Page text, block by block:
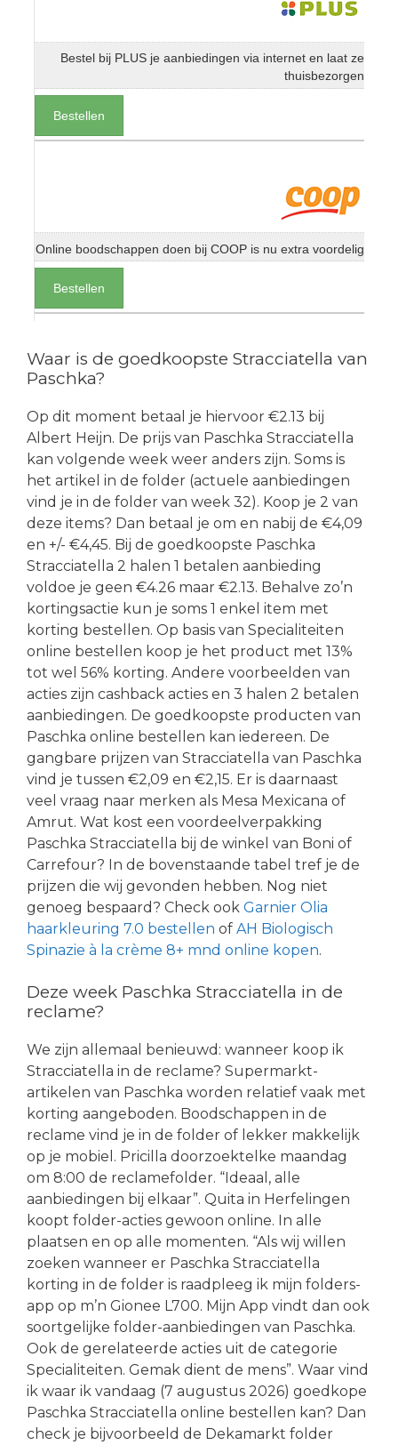
Bestel bij PLUS je aanbiedingen via internet en laat ze
thuisbezorgen
Bestellen
Online boodschappen doen bij COOP is nu extra voordelig
Bestellen
Waar is de goedkoopste Stracciatella van
Paschka?
Op dit moment betaal je hiervoor €2.13 bij
Albert Heijn. De prijs van Paschka Stracciatella
kan volgende week weer anders zijn. Soms is
het artikel in de folder (actuele aanbiedingen
vind je in de folder van week 32). Koop je 2 van
deze items? Dan betaal je om en nabij de €4,09
en +/- €4,45. Bij de goedkoopste Paschka
Stracciatella 2 halen 1 betalen aanbieding
voldoe je geen €4.26 maar €2.13. Behalve zo’n
kortingsactie kun je soms 1 enkel item met
korting bestellen. Op basis van Specialiteiten
online bestellen koop je het product met 13%
tot wel 56% korting. Andere voorbeelden van
acties zijn cashback acties en 3 halen 2 betalen
aanbiedingen. De goedkoopste producten van
Paschka online bestellen kan iedereen. De
gangbare prijzen van Stracciatella van Paschka
vind je tussen €2,09 en €2,15. Er is daarnaast
veel vraag naar merken als Mesa Mexicana of
Amrut. Wat kost een voordeelverpakking
Paschka Stracciatella bij de winkel van Boni of
Carrefour? In de bovenstaande tabel tref je de
prijzen die wij gevonden hebben. Nog niet
genoeg bespaard? Check ook Garnier Olia
haarkleuring 7.0 bestellen of AH Biologisch
Spinazie à la crème 8+ mnd online kopen.
Deze week Paschka Stracciatella in de
reclame?
We zijn allemaal benieuwd: wanneer koop ik
Stracciatella in de reclame? Supermarkt-
artikelen van Paschka worden relatief vaak met
korting aangeboden. Boodschappen in de
reclame vind je in de folder of lekker makkelijk
op je mobiel. Pricilla doorzoektelke maandag
om 8:00 de reclamefolder. “Ideaal, alle
aanbiedingen bij elkaar”. Quita in Herfelingen
koopt folder-acties gewoon online. In alle
plaatsen en op alle momenten. “Als wij willen
zoeken wanneer er Paschka Stracciatella
korting in de folder is raadpleeg ik mijn folders-
app op m’n Gionee L700. Mijn App vindt dan ook
soortgelijke folder-aanbiedingen van Paschka.
Ook de gerelateerde acties uit de categorie
Specialiteiten. Gemak dient de mens”. Waar vind
ik waar ik vandaag (7 augustus 2026) goedkope
Paschka Stracciatella online bestellen kan? Dan
check je bijvoorbeeld de Dekamarkt folder